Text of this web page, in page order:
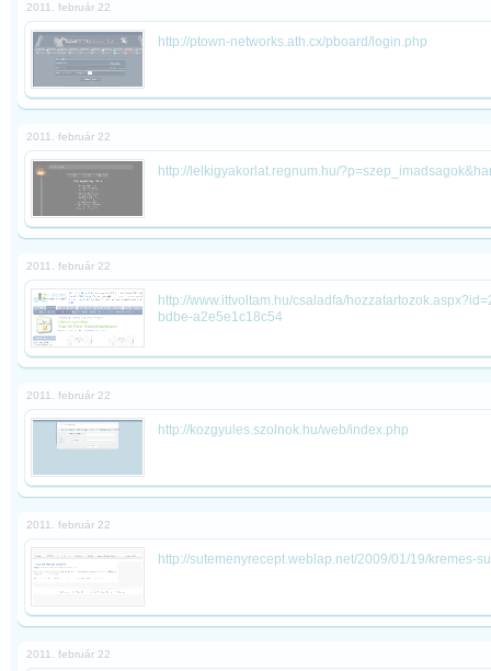
2011. február 22
http://ptown-networks.ath.cx/pboard/login.php
2011. február 22
http://lelkigyakorlat.regnum.hu/
2011. február 22
http://www.ittvoltam.hu/csaladfa/
bdbe-a2e5e1c18c54
2011. február 22
http://kozgyules.szolnok.hu/web/index.php
2011. február 22
http://sutemenyrecept.weblap.net/2009/01/19/kremes-
2011. február 22